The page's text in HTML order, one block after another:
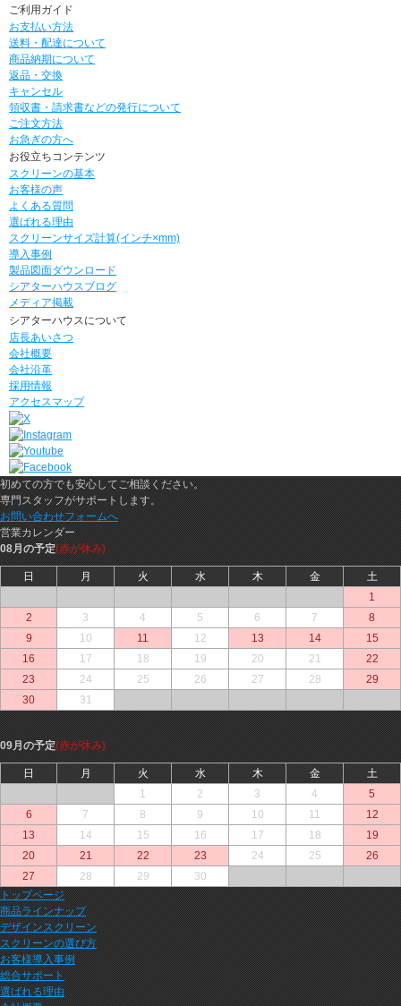
ご利用ガイド
お支払い方法
送料・配達について
商品納期について
返品・交換
キャンセル
領収書・請求書などの発行について
ご注文方法
お急ぎの方へ
お役立ちコンテンツ
スクリーンの基本
お客様の声
よくある質問
選ばれる理由
スクリーンサイズ計算(インチ×mm)
導入事例
製品図面ダウンロード
シアターハウスブログ
メディア掲載
シアターハウスについて
店長あいさつ
会社概要
会社沿革
採用情報
アクセスマップ
初めての方でも安心してご相談ください。
専門スタッフがサポートします。
お問い合わせフォームへ
営業カレンダー
08月の予定(赤が休み)
日 月 火 水 木 金
土
1
2
3 4 5 6 7
8
9
10 11 12 13 14
15
16
17 18 19 20 21
22
23
24 25 26 27 28
29
30
31
09月の予定(赤が休み)
日 月 火 水 木 金
土
1 2 3 4
5
6
7 8 9 10 11
12
13
14 15 16 17 18
19
20
21 22 23 24 25
26
27
28 29 30
トップページ
商品ラインナップ
デザインスクリーン
スクリーンの選び方
お客様導入事例
総合サポート
選ばれる理由